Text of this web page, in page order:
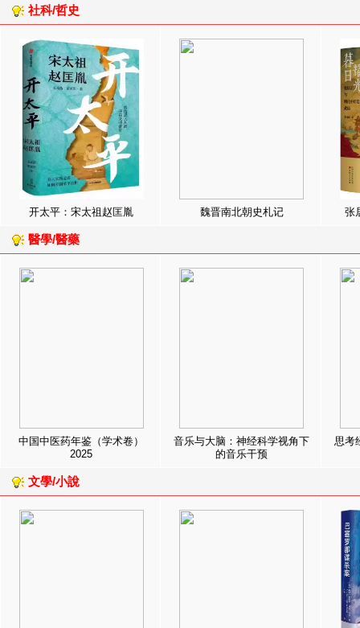
社科/哲史
开太平：宋太祖赵匡胤 魏晋南北朝史札记 张
醫學/醫藥
中国中医药年鉴（学术卷）
2025
音乐与大脑：神经科学视角下
的音乐干预
思考
文學/小說